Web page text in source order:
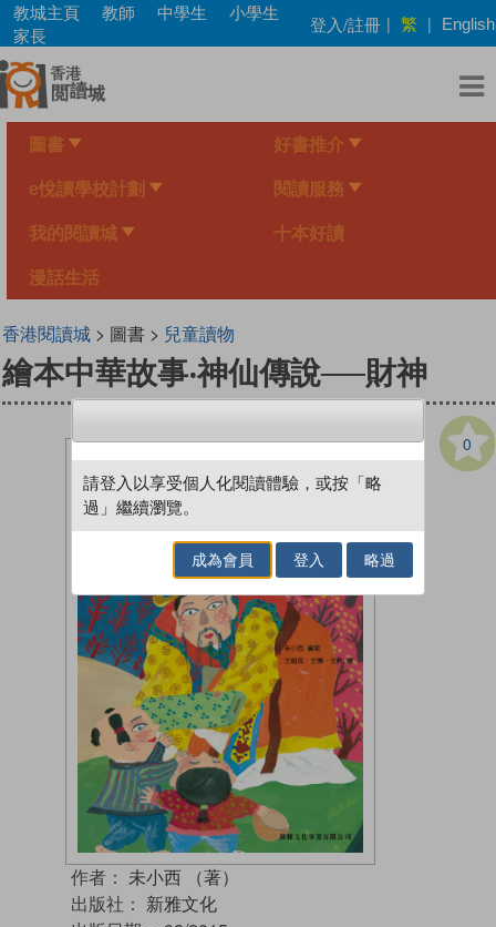
Skip
main
content
教城主頁 教師 中學生
小學生
家長
登入/註冊 | 繁 | English
圖書 好書推介
e悅讀學校計劃 閱讀服務
我的閱讀城 十本好讀
漫話生活
香港閱讀城> 圖書 > 兒童讀物
繪本中華故事‧神仙傳說──財神
0
作者： 未小西 （著）
出版社： 新雅文化
請登入以享受個人化閱讀體驗，或按「略
過」繼續瀏覽。
成為會員 登入 略過